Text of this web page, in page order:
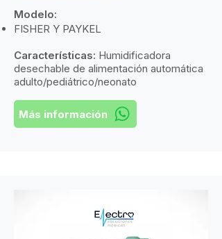
Modelo:
​FISHER Y PAYKEL​
Características: Humidificadora
desechable de alimentación automática
adulto/pediátrico/neonato
Más información